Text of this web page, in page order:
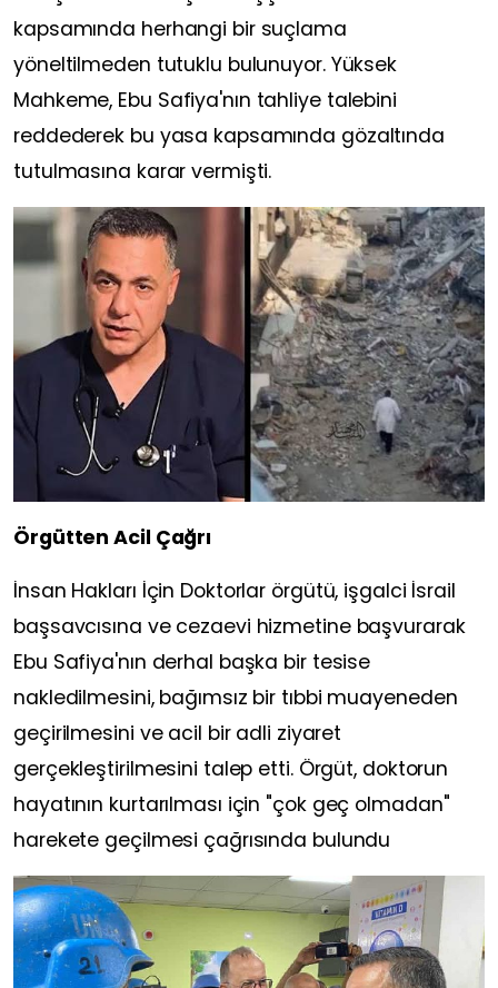
kapsamında herhangi bir suçlama
yöneltilmeden tutuklu bulunuyor. Yüksek
Mahkeme, Ebu Safiya'nın tahliye talebini
reddederek bu yasa kapsamında gözaltında
tutulmasına karar vermişti.
Örgütten Acil Çağrı
İnsan Hakları İçin Doktorlar örgütü, işgalci İsrail
başsavcısına ve cezaevi hizmetine başvurarak
Ebu Safiya'nın derhal başka bir tesise
nakledilmesini, bağımsız bir tıbbi muayeneden
geçirilmesini ve acil bir adli ziyaret
gerçekleştirilmesini talep etti. Örgüt, doktorun
hayatının kurtarılması için "çok geç olmadan"
harekete geçilmesi çağrısında bulundu